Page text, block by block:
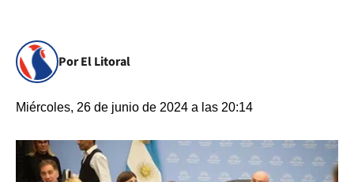
Por El Litoral
Miércoles, 26 de junio de 2024 a las 20:14